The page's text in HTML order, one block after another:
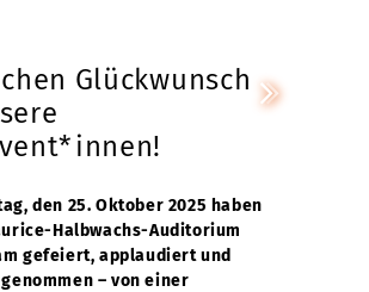
Glückwunsch
den 25. Oktober 2025 haben
Halbwachs-Auditorium
gefeiert, applaudiert und
– von einer